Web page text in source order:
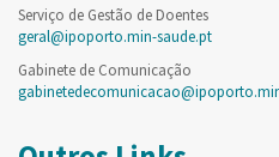
Serviço de Gestão de Doentes
geral@ipoporto.min-saude.pt
Gabinete de Comunicação